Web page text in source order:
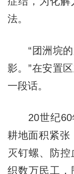
法。
“团洲垸的
影。”在安置
一段话。
20世纪60
耕地面积紧张
灭钉螺、防
织数万民工，